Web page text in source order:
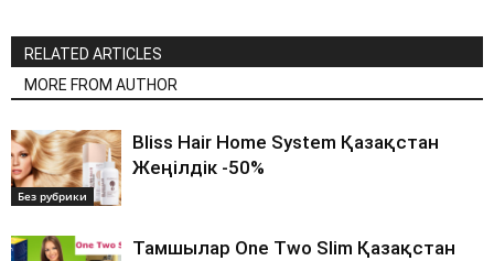
RELATED ARTICLES
MORE FROM AUTHOR
Без рубрики
Bliss Hair Home System Қазақстан
Жеңілдік -50%
Тамшылар One Two Slim Қазақстан